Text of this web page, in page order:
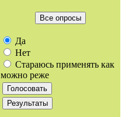
Все опросы
Да
Нет
Стараюсь применять как
можно реже